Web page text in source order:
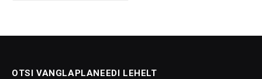
OTSI VANGLAPLANEEDI LEHELT